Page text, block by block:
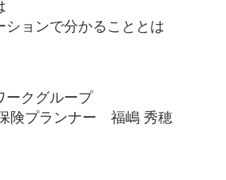
ションで分かることとは
ークグループ
険プランナー 福嶋 秀穂